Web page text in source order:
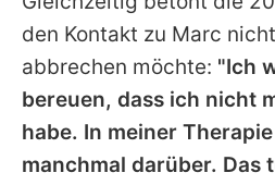
den Kontakt zu Marc
abbrechen möchte: "Ich
bereuen, dass ich nicht
habe. In meiner
manchmal darüber. Das